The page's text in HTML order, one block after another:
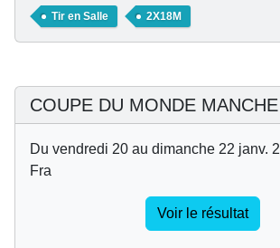
Tir en Salle 2X18M
COUPE DU MONDE
Du vendredi 20 au dimanche 22 janv.
Fra
Voir le résultat